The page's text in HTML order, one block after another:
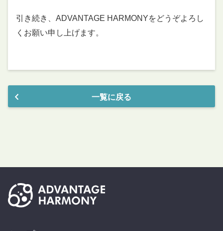
引き続き、ADVANTAGE HARMONYをどうぞよろし
くお願い申し上げます。
一覧に戻る